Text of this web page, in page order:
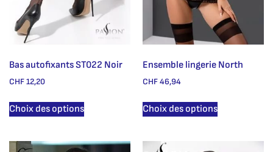
Bas autofixants ST022 Noir
CHF12,20
Choix des options
Ensemble lingerie North
CHF46,94
Choix des options